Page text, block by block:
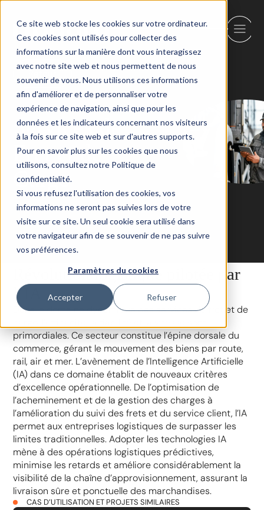
Ce site web stocke les cookies sur votre ordinateur.
Ces cookies sont utilisés pour collecter des
informations sur la manière dont vous interagissez
avec notre site web et nous permettent de nous
souvenir de vous. Nous utilisons ces informations
afin d'améliorer et de personnaliser votre
expérience de navigation, ainsi que pour les
données et les indicateurs concernant nos visiteurs
à la fois sur ce site web et sur d'autres supports.
Pour en savoir plus sur les cookies que nous
utilisons, consultez notre Politique de
confidentialité.
Si vous refusez l'utilisation des cookies, vos
informations ne seront pas suivies lors de votre
visite sur ce site. Un seul cookie sera utilisé dans
votre navigateur afin de se souvenir de ne pas suivre
vos préférences.
Paramètres du cookies
Accepter Refuser
Services de
Fret et de
Cargo
Révolution logistique pilotée par
l’IA
Dans le domaine dynamique des services de fret et de
primordiales. Ce secteur constitue l’épine dorsale du
commerce, gérant le mouvement des biens par route,
rail, air et mer. L’avènement de l’Intelligence Artificielle
(IA) dans ce domaine établit de nouveaux critères
d’excellence opérationnelle. De l’optimisation de
l’acheminement et de la gestion des charges à
l’amélioration du suivi des frets et du service client, l’IA
permet aux entreprises logistiques de surpasser les
limites traditionnelles. Adopter les technologies IA
mène à des opérations logistiques prédictives,
minimise les retards et améliore considérablement la
visibilité de la chaîne d’approvisionnement, assurant la
livraison sûre et ponctuelle des marchandises.
CAS D’UTILISATION ET PROJETS SIMILAIRES